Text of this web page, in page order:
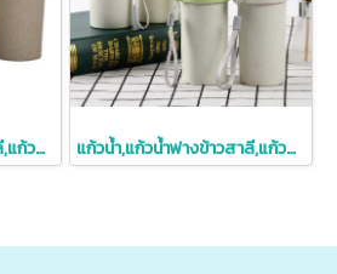
แก้วน้ำ,แก้วน้ำฟางข้าวสาลี,แก้วน้ำราคาถูก,ราคาถูก,ผลิตภัณฑ์รักษ์โลก แก้วน้ำ,แก้วน้ำฟางข้าวสาลี,แก้วน้ำราคาถูก,ราคาถูก